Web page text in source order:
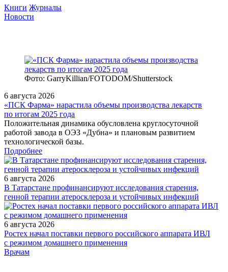
Книги Журналы
Новости
Фото: GarryKillian/FOTODOM/Shutterstock
6 августа 2026
«ПСК Фарма» нарастила объемы производства лекарств
по итогам 2025 года
Положительная динамика обусловлена круглосуточной
работой завода в ОЭЗ «Дубна» и плановым развитием
технологической базы.
Подробнее
6 августа 2026
В Татарстане профинансируют исследования старения,
генной терапии атеросклероза и устойчивых инфекций
6 августа 2026
Ростех начал поставки первого российского аппарата ИВЛ
с режимом домашнего применения
/doctor/cardiology/vliyanie-kombinirovannoy-antigipertenzivnoy-
Врачам